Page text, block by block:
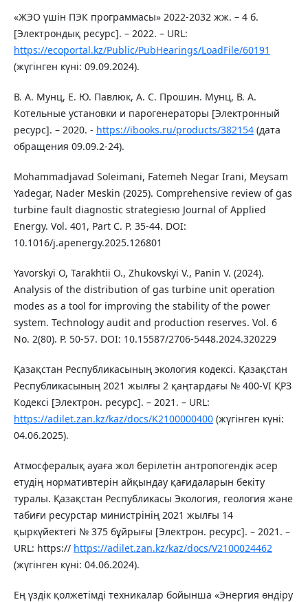
«ЖЭО үшін ПЭК программасы» 2022-2032 жж. – 4 б.
[Электрондық ресурс]. – 2022. – URL:
https://ecoportal.kz/Public/PubHearings/LoadFile/60191
(жүгінген күні: 09.09.2024).
В. А. Мунц, Е. Ю. Павлюк, А. С. Прошин. Мунц, В. А.
Котельные установки и парогенераторы [Электронный
ресурс]. – 2020. - https://ibooks.ru/products/382154(дата
обращения 09.09.2-24).
Mohammadjavad Soleimani, Fatemeh Negar Irani, Meysam
Yadegar, Nader Meskin (2025). Comprehensive review of gas
turbine fault diagnostic strategiesю Journal of Applied
Energy. Vol. 401, Part C. P. 35-44. DOI:
10.1016/j.apenergy.2025.126801
Yavorskyi O, Tarakhtii O., Zhukovskyi V., Panin V. (2024).
Analysis of the distribution of gas turbine unit operation
modes as a tool for improving the stability of the power
system. Technology audit and production reserves. Vol. 6
No. 2(80). P. 50-57. DOI: 10.15587/2706-5448.2024.320229
Қазақстан Pеспубликасының экология кодексі. Қазақстан
Республикасының 2021 жылғы 2 қаңтардағы № 400-VI ҚРЗ
Кодексі [Электрон. ресурс]. – 2021. – URL:
https://adilet.zan.kz/kaz/docs/K2100000400(жүгінген күні:
04.06.2025).
Атмосфералық ауаға жол берілетін антропогендік әсер
етудің нормативтерін айқындау қағидаларын бекіту
туралы. Қазақстан Республикасы Экология, геология және
табиғи ресурстар министрінің 2021 жылғы 14
қыркүйектегі № 375 бұйрығы [Электрон. ресурс]. – 2021. –
URL: https:// https://adilet.zan.kz/kaz/docs/V2100024462
(жүгінген күні: 04.06.2024).
Ең үздік қолжетімді техникалар бойынша «Энергия өндіру